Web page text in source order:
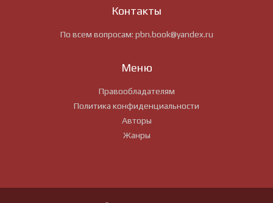
Контакты
По всем вопросам: pbn.book@yandex.ru
Меню
Правообладателям
Политика конфиденциальности
Авторы
Жанры